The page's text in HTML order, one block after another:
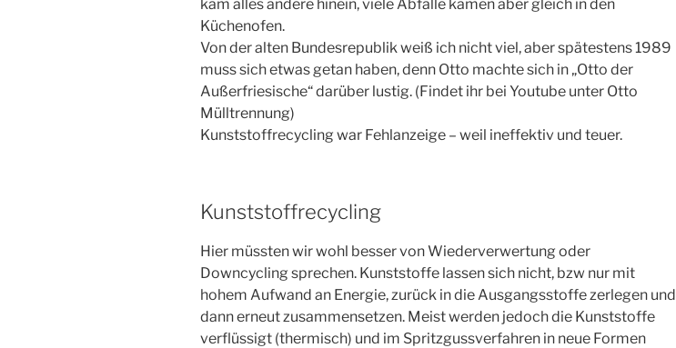
kam alles andere hinein, viele Abfälle kamen aber gleich in den
Küchenofen.
Von der alten Bundesrepublik weiß ich nicht viel, aber spätestens 1989
muss sich etwas getan haben, denn Otto machte sich in „Otto der
Außerfriesische“ darüber lustig. (Findet ihr bei Youtube unter Otto
Mülltrennung)
Kunststoffrecycling war Fehlanzeige – weil ineffektiv und teuer.
Kunststoffrecycling
Hier müssten wir wohl besser von Wiederverwertung oder
Downcycling sprechen. Kunststoffe lassen sich nicht, bzw nur mit
hohem Aufwand an Energie, zurück in die Ausgangsstoffe zerlegen und
dann erneut zusammensetzen. Meist werden jedoch die Kunststoffe
verflüssigt (thermisch) und im Spritzgussverfahren in neue Formen